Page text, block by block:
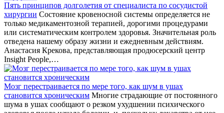
Пять принципов долголетия от специалиста по сосудистой
хирургии Состояние кровеносной системы определяется не
только медикаментозной терапией, дорогими процедурами
или систематическим контролем здоровья. Значительная роль
отведена нашему образу жизни и ежедневным действиям.
Анастасия Крекова, представляющая продюсерский центр
Insight People,…
Мозг перестраивается по мере того, как шум в ушах
становится хроническим Многие страдающие от постоянного
шума в ушах сообщают о резком ухудшении психического